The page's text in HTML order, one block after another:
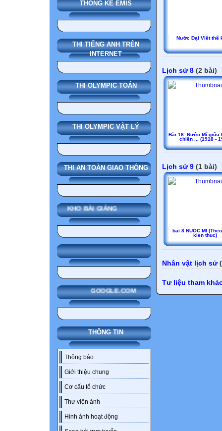
THỐNG KÊ EMIS
THI TIẾNG ANH TRÊN
INTERNET
THI OLYMPIC TOÁN
THI OLYMPIC VẬT LÝ
THI AN TOÀN GIAO THÔNG
KHO BÀI GIẢNG
GOOGLE.COM
THÔNG TIN
Thông báo
Giới thiệu chung
Cơ cấu tổ chức
Thư viện ảnh
Hình ảnh hoạt động
Nước Đại Viêt thế
Lịch sử 8 (2 bài)
Bài 18. Nước Mĩ giữa
chiến ... (1918 -
Lịch sử 9 (1 bài)
bai 8 NUOC MI
kien thuc)
Nhân vật lịch sử
Tư liệu tham